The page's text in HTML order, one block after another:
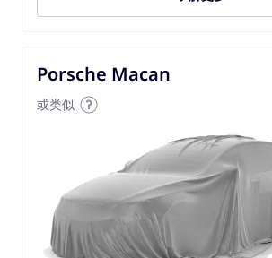
Porsche Macan
或类似